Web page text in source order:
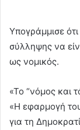
Υπογράμμισε
σύλληψης να
ως νομικός.
«Το “νόμος και
«Η εφαρμογή
για τη